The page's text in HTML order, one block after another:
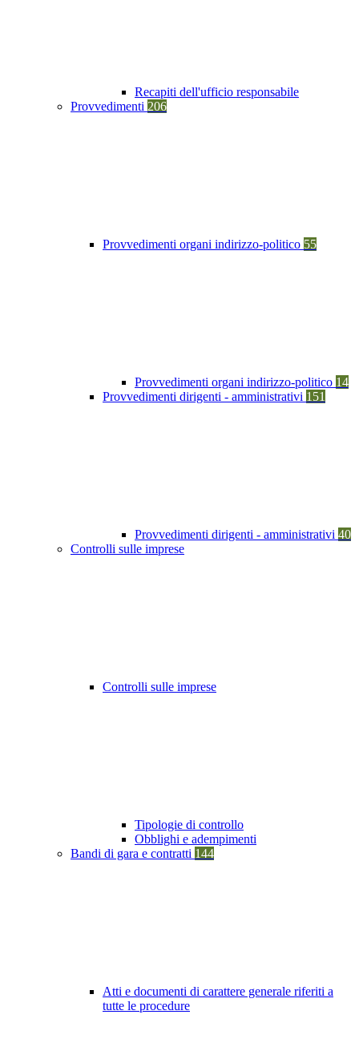
Recapiti dell'ufficio responsabile
Provvedimenti 206
Provvedimenti organi indirizzo-politico 55
Provvedimenti organi indirizzo-politico 14
Provvedimenti dirigenti - amministrativi 151
Provvedimenti dirigenti - amministrativi 40
Controlli sulle imprese
Controlli sulle imprese
Tipologie di controllo
Obblighi e adempimenti
Bandi di gara e contratti 144
Atti e documenti di carattere generale riferiti a
tutte le procedure